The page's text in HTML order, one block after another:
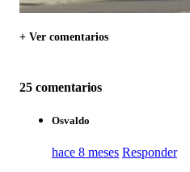
+ Ver comentarios
25 comentarios
Osvaldo
hace 8 meses Responder